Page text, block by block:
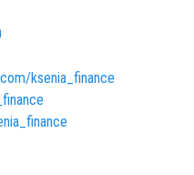
ksenia_finance